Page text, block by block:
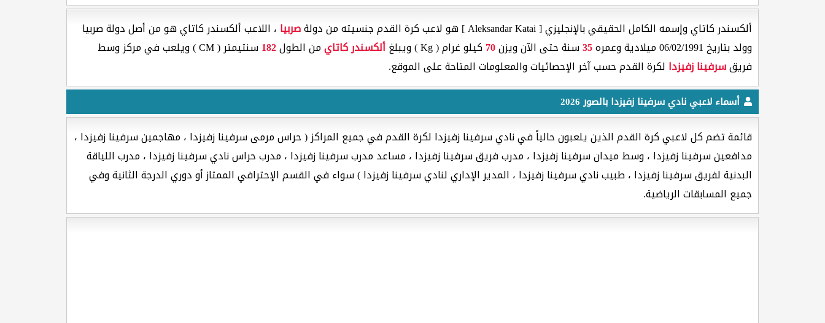
ألكسندر كاتاي وإسمه الكامل الحقيقي بالإنجليزي [ Aleksandar Katai ] هو لاعب كرة القدم جنسيته من دولة صربيا ، اللاعب ألكسندر كاتاي هو من أصل دولة صربيا
وولد بتاريخ 06/02/1991 ميلادية وعمره
35سنة حتى الآن ويزن70كيلو غرام ( Kg ) ويبلغ ألكسندر كاتايمن الطول182
سنتيمتر ( CM ) ويلعب في مركز وسط
فريقسرفينا زفيزدا لكرة القدم حسب آخر الإحصائيات والمعلومات المتاحة على الموقع.
أسماء لاعبي نادي سرفينا زفيزدا بالصور 2026
قائمة تضم كل لاعبي كرة القدم الذين يلعبون حالياً في نادي سرفينا زفيزدا لكرة القدم في جميع المراكز ( حراس مرمى سرفينا زفيزدا ، مهاجمين سرفينا زفيزدا ،
مدافعين سرفينا زفيزدا ، وسط ميدان سرفينا زفيزدا ، مدرب فريق سرفينا زفيزدا ، مساعد مدرب سرفينا زفيزدا ، مدرب حراس نادي سرفينا زفيزدا ، مدرب اللياقة
البدنية لفريق سرفينا زفيزدا ، طبيب نادي سرفينا زفيزدا ، المدير الإداري لنادي سرفينا زفيزدا ) سواء في القسم الإحترافي الممتاز أو دوري الدرجة الثانية وفي
جميع المسابقات الرياضية.